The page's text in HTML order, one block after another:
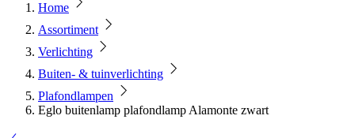
Home
Assortiment
Verlichting
Buiten- & tuinverlichting
Plafondlampen
Eglo buitenlamp plafondlamp Alamonte zwart